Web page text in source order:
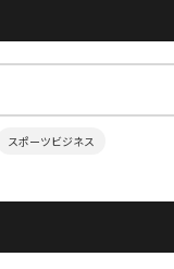
スポーツビジネス